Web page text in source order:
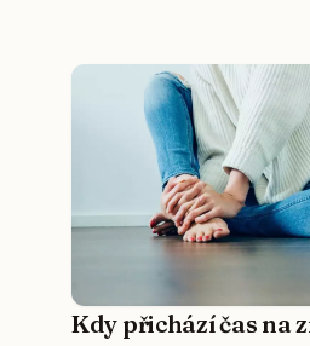
Kdy přichází čas na